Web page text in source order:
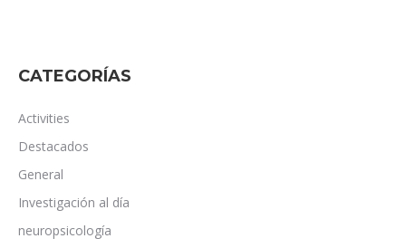
CATEGORÍAS
Activities
Destacados
General
Investigación al día
neuropsicología